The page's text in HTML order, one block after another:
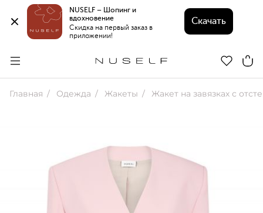
NUSELF – Шопинг и
вдохновение
Скидка на первый заказ в
приложении!
Скачать
Главная Одежда Жакеты Жакет на завязках с